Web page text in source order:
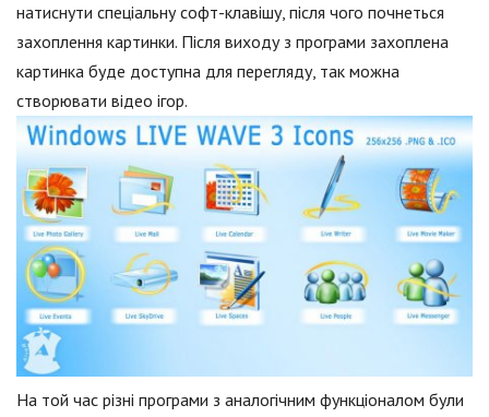
натиснути спеціальну софт-клавішу, після чого почнеться
захоплення картинки. Після виходу з програми захоплена
картинка буде доступна для перегляду, так можна
створювати відео ігор.
На той час різні програми з аналогічним функціоналом були